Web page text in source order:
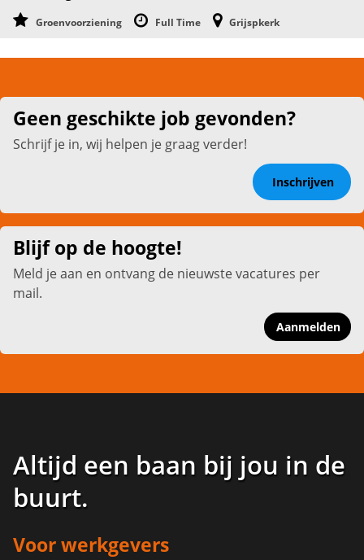
Groenvoorziening Full Time Grijspkerk
Geen geschikte job gevonden?
Schrijf je in, wij helpen je graag verder!
Inschrijven
Blijf op de hoogte!
Meld je aan en ontvang de nieuwste vacatures per
mail.
Aanmelden
Altijd een baan bij jou in de
buurt.
Voor werkgevers